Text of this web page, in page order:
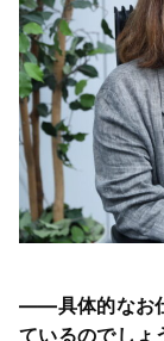
――具体的なお
ているのでしょ